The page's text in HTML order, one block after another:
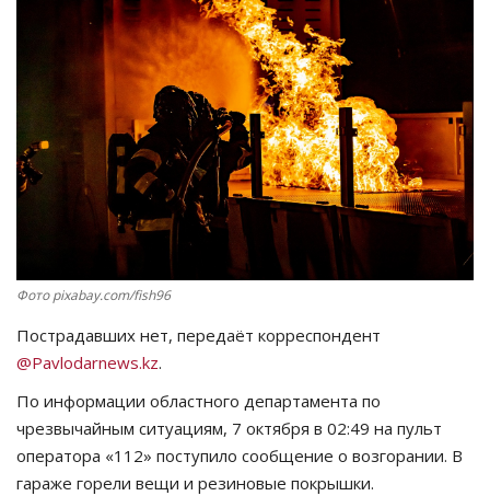
СПЕЦПРОЕКТЫ
СПОРТ
Чек-лист
РАЗВЛЕЧЕНИЯ
Курултай
Язык
Фото pixabay.com/fish96
Пострадавших нет, передаёт корреспондент
@Pavlodarnews.kz.
По информации областного департамента по
чрезвычайным ситуациям, 7 октября в 02:49 на пульт
оператора «112» поступило сообщение о возгорании. В
гараже горели вещи и резиновые покрышки.